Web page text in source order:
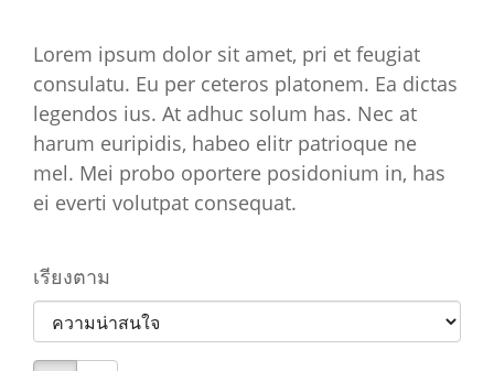
Lorem ipsum dolor sit amet, pri et feugiat
consulatu. Eu per ceteros platonem. Ea dictas
legendos ius. At adhuc solum has. Nec at
harum euripidis, habeo elitr patrioque ne
mel. Mei probo oportere posidonium in, has
ei everti volutpat consequat.
เรียงตาม